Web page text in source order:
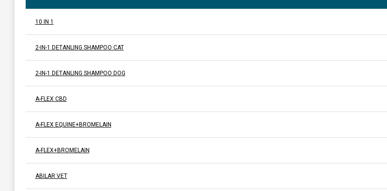
10 IN 1
2-IN-1 DETANLING SHAMPOO CAT
2-IN-1 DETANLING SHAMPOO DOG
A-FLEX CBD
A-FLEX EQUINE+BROMELAIN
A-FLEX+BROMELAIN
ABILAR VET